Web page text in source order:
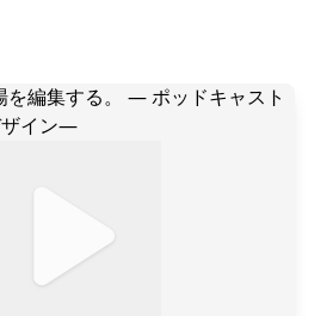
戦 ―”のトークセッションのア
地域との関係づくりにつなげて
🤝今回の MeetUPについて商
、「共感」や「価値観の共有」が
ぜ人は、その活動を応援したくな